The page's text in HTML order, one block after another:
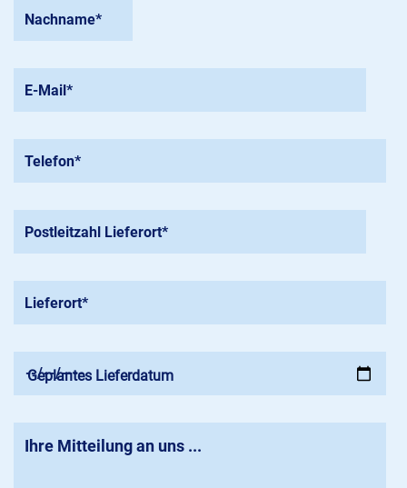
Geplantes Lieferdatum